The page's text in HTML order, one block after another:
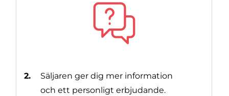
2.
Säljaren ger dig mer information
och ett personligt erbjudande.